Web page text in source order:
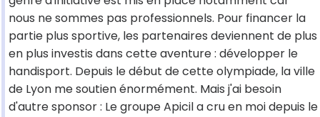
nous ne sommes pas professionnels. Pour financer la
partie plus sportive, les partenaires deviennent de plus
en plus investis dans cette aventure : développer le
handisport. Depuis le début de cette olympiade, la ville
de Lyon me soutien énormément. Mais j'ai besoin
d'autre sponsor : Le groupe Apicil a cru en moi depuis le